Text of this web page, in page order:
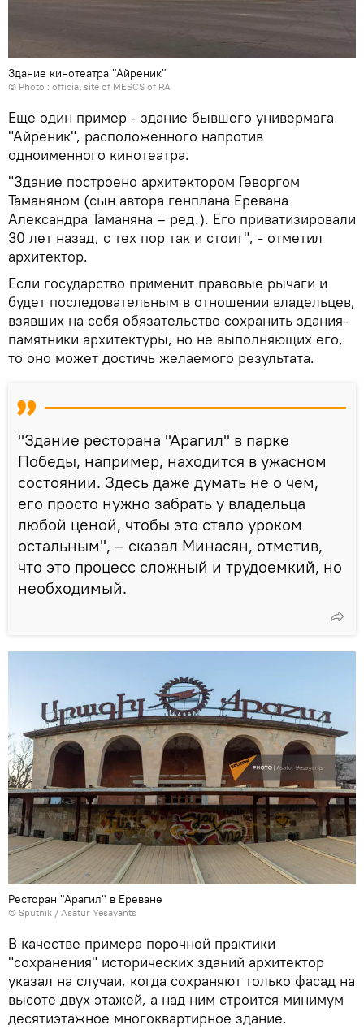
Здание кинотеатра "Айреник"
© Photo : official site of MESCS of RA
Еще один пример - здание бывшего универмага
"Айреник", расположенного напротив
одноименного кинотеатра.
"Здание построено архитектором Геворгом
Таманяном (сын автора генплана Еревана
Александра Таманяна – ред.). Его приватизировали
30 лет назад, с тех пор так и стоит", - отметил
архитектор.
Если государство применит правовые рычаги и
будет последовательным в отношении владельцев,
взявших на себя обязательство сохранить здания-
памятники архитектуры, но не выполняющих его,
то оно может достичь желаемого результата.
"Здание ресторана "Арагил" в парке
Победы, например, находится в ужасном
состоянии. Здесь даже думать не о чем,
его просто нужно забрать у владельца
любой ценой, чтобы это стало уроком
остальным", – сказал Минасян, отметив,
что это процесс сложный и трудоемкий, но
необходимый.
Ресторан "Арагил" в Ереване
© Sputnik / Asatur Yesayants
В качестве примера порочной практики
"сохранения" исторических зданий архитектор
указал на случаи, когда сохраняют только фасад на
высоте двух этажей, а над ним строится минимум
десятиэтажное многоквартирное здание.